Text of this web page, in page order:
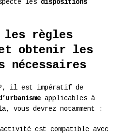
les dispositions
les règles
et obtenir les
nécessaires
il est impératif de
applicables à
vous devrez notamment :
est compatible avec